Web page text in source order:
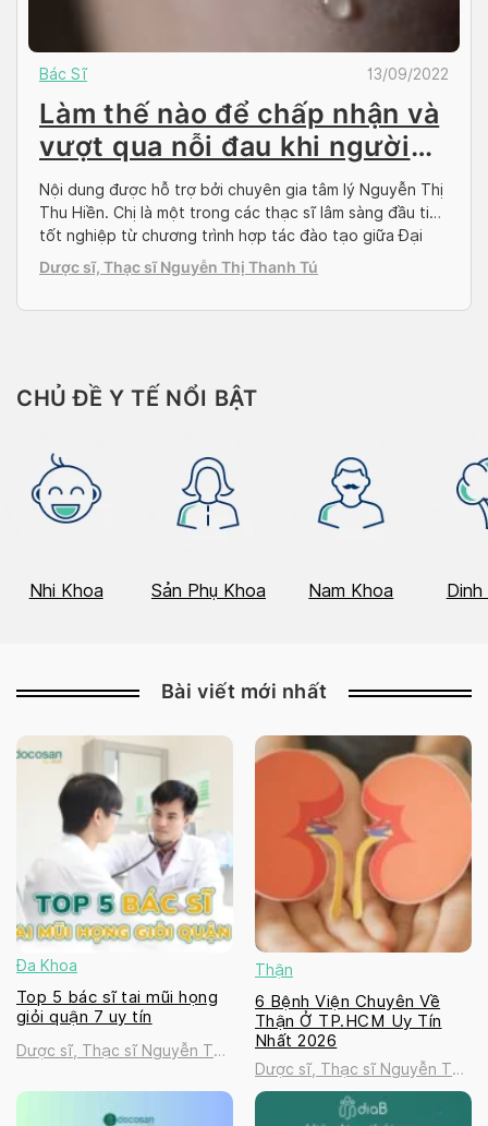
Bác Sĩ 13/09/2022
Làm thế nào để chấp nhận và
vượt qua nỗi đau khi người
thân yêu đột ngột qua đời?
[Phần 1]
Nội dung được hỗ trợ bởi chuyên gia tâm lý Nguyễn Thị
Thu Hiền. Chị là một trong các thạc sĩ lâm sàng đầu tiên
tốt nghiệp từ chương trình hợp tác đào tạo giữa Đại
học Giáo Dục (ĐHQG HN) – Đại học Vanderbilt Hoa Kỳ.
Hiện tại chị đang tư vấn tâm lý […]
Dược sĩ, Thạc sĩ Nguyễn Thị Thanh Tú
CHỦ ĐỀ Y TẾ NỔI BẬT
Nhi Khoa Sản Phụ Khoa Nam Khoa Dinh
Bài viết mới nhất
Đa Khoa
Top 5 bác sĩ tai mũi họng
giỏi quận 7 uy tín
Dược sĩ, Thạc sĩ Nguyễn Thị
Thận
6 Bệnh Viện Chuyên Về
Thận Ở TP.HCM Uy Tín
Nhất 2026
Dược sĩ, Thạc sĩ Nguyễn Thị
Thanh Tú